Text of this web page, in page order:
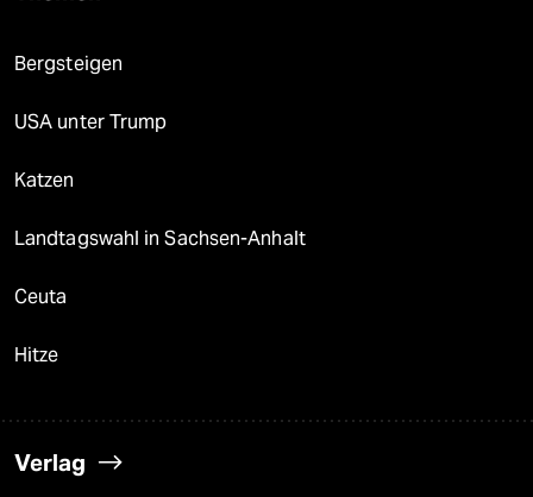
Bergsteigen
USA unter Trump
Katzen
Landtagswahl in Sachsen-Anhalt
Ceuta
Hitze
Verlag